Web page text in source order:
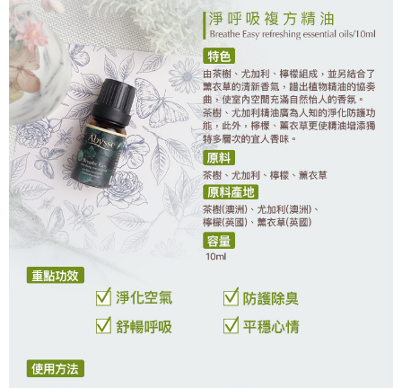
新竹貨運
每笔NT$80，满NT$2,000(含以上)免运费
離島宅配
每笔NT$120，满NT$2,000(含以上)免运费
海外國家/配送 查看运费